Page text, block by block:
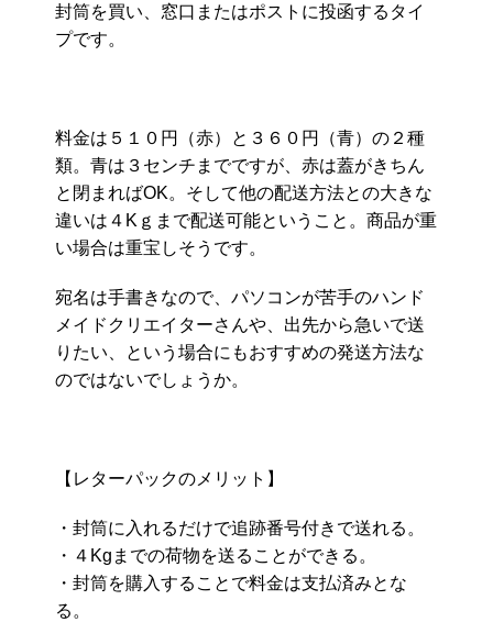
封筒を買い、窓口またはポストに投函するタイ
プです。
料金は５１０円（赤）と３６０円（青）の２種
類。青は３センチまでですが、赤は蓋がきちん
と閉まればOK。そして他の配送方法との大きな
違いは４Kｇまで配送可能ということ。商品が重
い場合は重宝しそうです。
宛名は手書きなので、パソコンが苦手のハンド
メイドクリエイターさんや、出先から急いで送
りたい、という場合にもおすすめの発送方法な
のではないでしょうか。
【レターパックのメリット】
・封筒に入れるだけで追跡番号付きで送れる。
・４Kgまでの荷物を送ることができる。
・封筒を購入することで料金は支払済みとな
る。